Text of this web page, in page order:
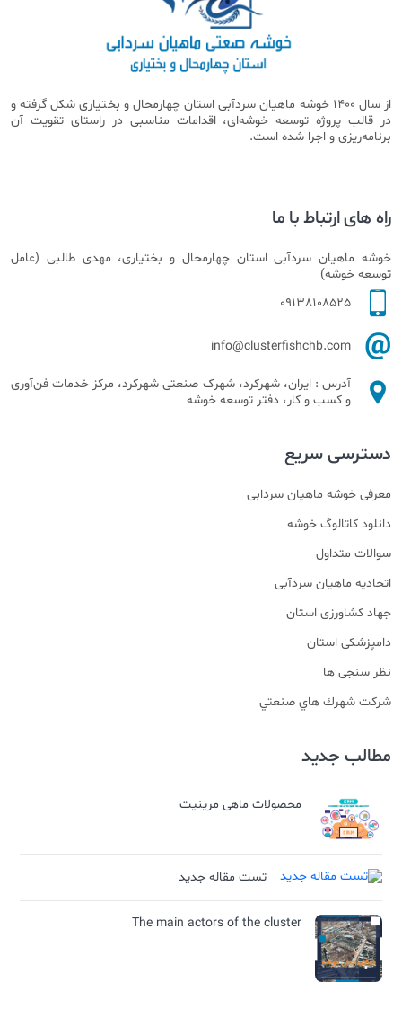
از سال 1400 خوشه ماهیان سردآبی استان چهارمحال و بختیاری شکل گرفته و
در قالب پروژه توسعه خوشه‌ای، اقدامات مناسبی در راستای تقویت آن
برنامه‌ریزی و اجرا شده است.
راه های ارتباط با ما
خوشه ماهیان سردآبی استان چهارمحال و بختیاری، مهدی طالبی (عامل
توسعه خوشه)
09138108525
info@clusterfishchb.com
آدرس : ایران، شهرکرد، شهرک صنعتی شهرکرد، مرکز خدمات فن‌آوری
و کسب و کار، دفتر توسعه خوشه
دسترسی سریع
معرفی خوشه ماهیان سردابی
دانلود کاتالوگ خوشه
سوالات متداول
اتحادیه ماهیان سردآبی
جهاد کشاورزی استان
دامپزشکی استان
نظر سنجی ها
شركت شهرك هاي صنعتي
مطالب جدید
محصولات ماهی مرینیت
تست مقاله جدید
The main actors of the cluster